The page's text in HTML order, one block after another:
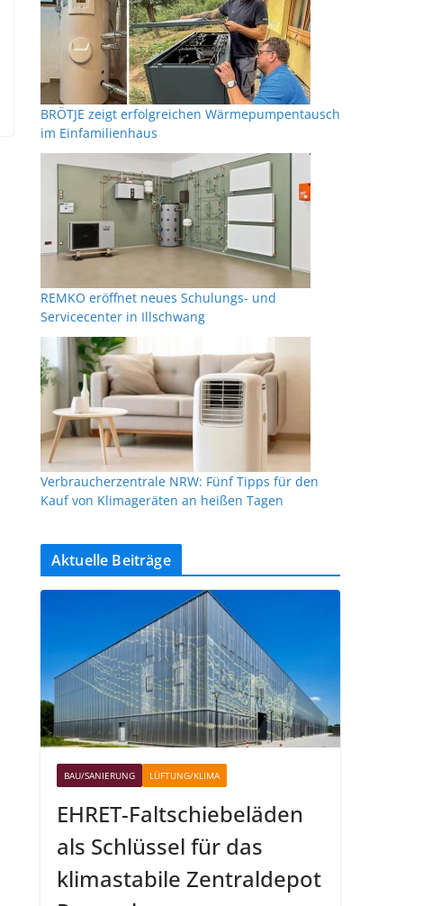
BRÖTJE zeigt erfolgreichen Wärmepumpentausch
im Einfamilienhaus
REMKO eröffnet neues Schulungs- und
Servicecenter in Illschwang
Verbraucherzentrale NRW: Fünf Tipps für den
Kauf von Klimageräten an heißen Tagen
Aktuelle Beiträge
BAU/SANIERUNG LÜFTUNG/KLIMA
EHRET-Faltschiebeläden
als Schlüssel für das
klimastabile Zentraldepot